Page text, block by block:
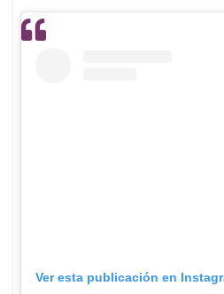
Ver esta publicación en